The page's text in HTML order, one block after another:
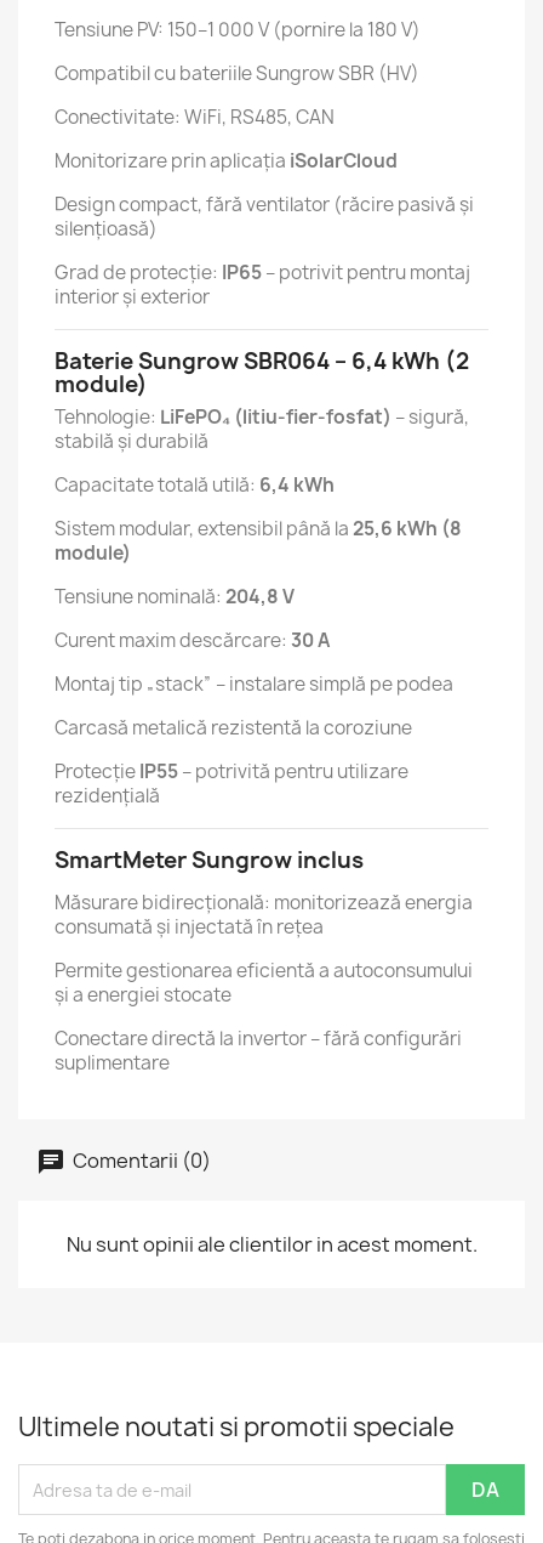
Tensiune PV: 150–1 000 V (pornire la 180 V)
Compatibil cu bateriile Sungrow SBR (HV)
Conectivitate: WiFi, RS485, CAN
Monitorizare prin aplicația iSolarCloud
Design compact, fără ventilator (răcire pasivă și
silențioasă)
Grad de protecție: IP65– potrivit pentru montaj
interior și exterior
Baterie Sungrow SBR064 – 6,4 kWh (2
module)
Tehnologie: LiFePO₄ (litiu-fier-fosfat) – sigură,
stabilă și durabilă
Capacitate totală utilă: 6,4 kWh
Sistem modular, extensibil până la 25,6 kWh (8
module)
Tensiune nominală: 204,8 V
Curent maxim descărcare: 30 A
Montaj tip „stack” – instalare simplă pe podea
Carcasă metalică rezistentă la coroziune
ProtecțieIP55– potrivită pentru utilizare
rezidențială
SmartMeter Sungrow inclus
Măsurare bidirecțională: monitorizează energia
consumată și injectată în rețea
Permite gestionarea eficientă a autoconsumului
și a energiei stocate
Conectare directă la invertor – fără configurări
suplimentare
Comentarii (0)
Nu sunt opinii ale clientilor in acest moment.
Ultimele noutati si promotii speciale
Te poti dezabona in orice moment. Pentru aceasta te rugam sa folosesti